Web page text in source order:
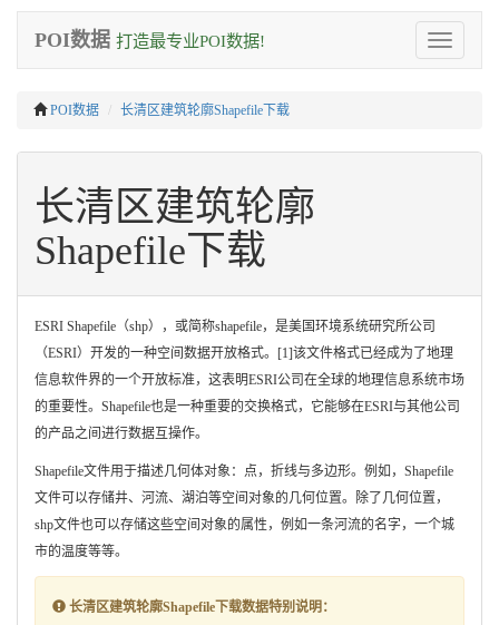
Toggle
navigation
POI数据 打造最专业POI数据!
POI数据 长清区建筑轮廓Shapefile下载
长清区建筑轮廓
Shapefile下载
ESRI Shapefile（shp），或简称shapefile，是美国环境系统研究所公司
（ESRI）开发的一种空间数据开放格式。[1]该文件格式已经成为了地理
信息软件界的一个开放标准，这表明ESRI公司在全球的地理信息系统市场
的重要性。Shapefile也是一种重要的交换格式，它能够在ESRI与其他公司
的产品之间进行数据互操作。
Shapefile文件用于描述几何体对象：点，折线与多边形。例如，Shapefile
文件可以存储井、河流、湖泊等空间对象的几何位置。除了几何位置，
shp文件也可以存储这些空间对象的属性，例如一条河流的名字，一个城
市的温度等等。
长清区建筑轮廓Shapefile下载数据特别说明：